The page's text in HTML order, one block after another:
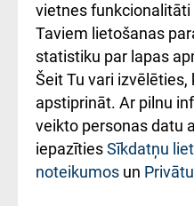
Rēķinu apmaksas
ceļvedis
Rekvizīti un
ārstniecības
iestādes kods
010000234
vietnes
Taviem lietošanas
statistiku par lapas
Šeit Tu vari
apstiprināt. Ar pilnu
veikto personas datu
iepazītiesSīkdatņu
noteikumos un